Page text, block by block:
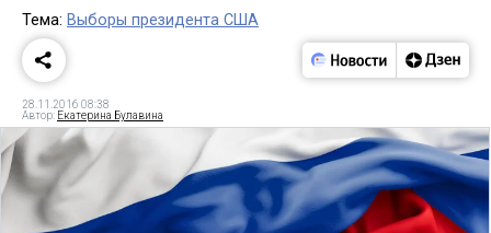
Тема: Выборы президента США
28.11.2016 08:38
Автор: Екатерина Булавина